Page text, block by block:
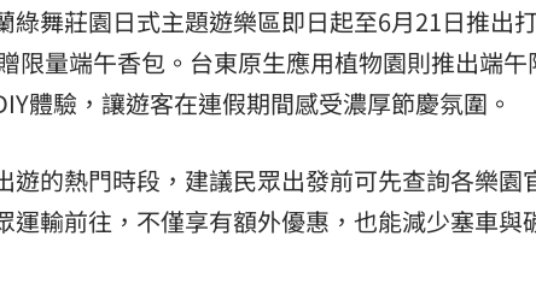
綠舞莊園日式主題遊樂區即日起至6月21日推出
限量端午香包。台東原生應用植物園則推出端午
體驗，讓遊客在連假期間感受濃厚節慶氛圍。
遊的熱門時段，建議民眾出發前可先查詢各樂園
運輸前往，不僅享有額外優惠，也能減少塞車與